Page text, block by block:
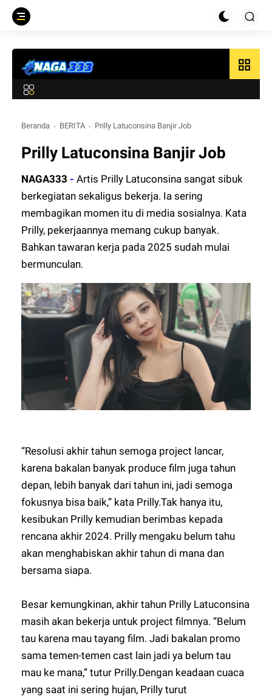
grid_view
Beranda BERITA Prilly Latuconsina Banjir Job
Prilly Latuconsina Banjir Job
NAGA333 -Artis Prilly Latuconsina sangat sibuk
berkegiatan sekaligus bekerja. Ia sering
membagikan momen itu di media sosialnya. Kata
Prilly, pekerjaannya memang cukup banyak.
Bahkan tawaran kerja pada 2025 sudah mulai
bermunculan.
“Resolusi akhir tahun semoga project lancar,
karena bakalan banyak produce film juga tahun
depan, lebih banyak dari tahun ini, jadi semoga
fokusnya bisa baik,” kata Prilly.Tak hanya itu,
kesibukan Prilly kemudian berimbas kepada
rencana akhir 2024. Prilly mengaku belum tahu
akan menghabiskan akhir tahun di mana dan
bersama siapa.
Besar kemungkinan, akhir tahun Prilly Latuconsina
masih akan bekerja untuk project filmnya. “Belum
tau karena mau tayang film. Jadi bakalan promo
sama temen-temen cast lain jadi ya belum tau
mau ke mana,” tutur Prilly.Dengan keadaan cuaca
yang saat ini sering hujan, Prilly turut